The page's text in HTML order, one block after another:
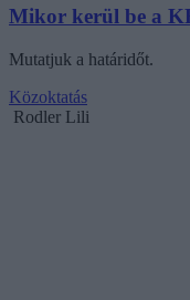
Mikor kerül be a
Mutatjuk a határidőt.
Közoktatás
Rodler Lili